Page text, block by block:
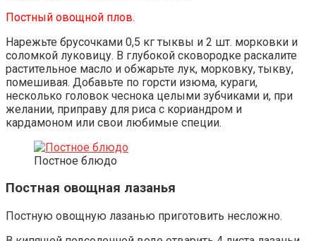
Постный овощной плов.
Нарежьте брусочками 0,5 кг тыквы и 2 шт. морковки и
соломкой луковицу. В глубокой сковородке раскалите
растительное масло и обжарьте лук, морковку, тыкву,
помешивая. Добавьте по горсти изюма, кураги,
несколько головок чеснока целыми зубчиками и, при
желании, приправу для риса с кориандром и
кардамоном или свои любимые специи.
Постное блюдо
Постная овощная лазанья
Постную овощную лазанью приготовить несложно.